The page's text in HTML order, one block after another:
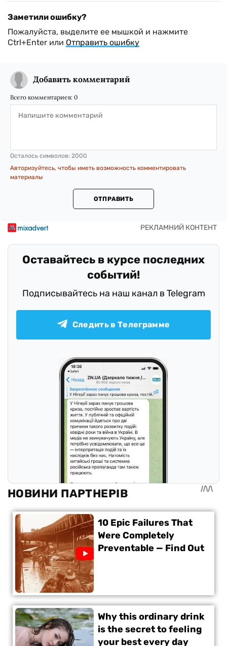
Заметили ошибку?
Пожалуйста, выделите ее мышкой и нажмите
Ctrl+Enter или Отправить ошибку
Добавить комментарий
Всего комментариев: 0
Осталось символов: 2000
Авторизуйтесь, чтобы иметь возможность комментировать
материалы
ОТПРАВИТЬ
Оставайтесь в курсе последних
событий!
Подписывайтесь на наш канал в Telegram
Следить в Телеграмме